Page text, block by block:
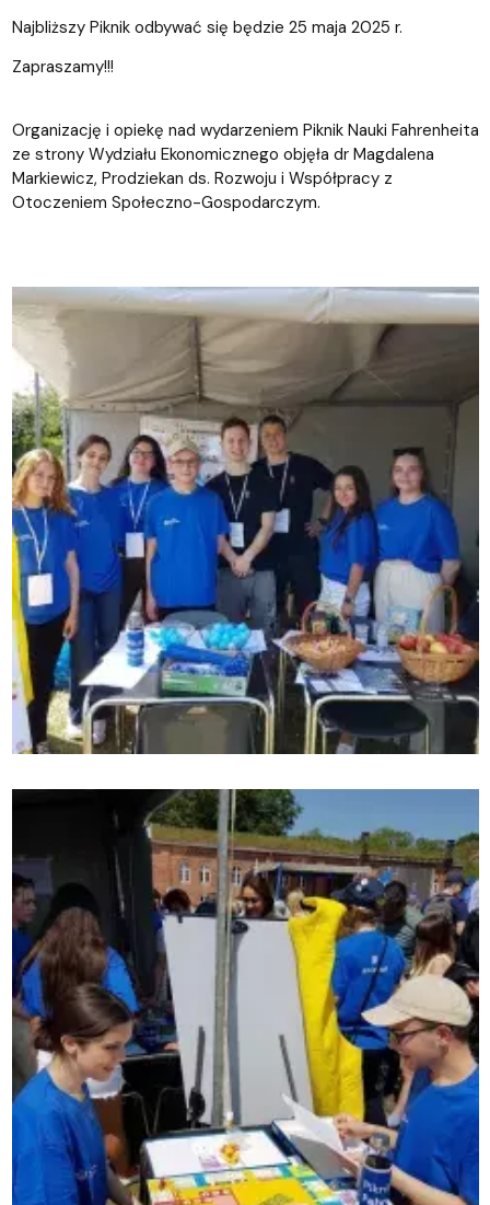
Najbliższy Piknik odbywać się będzie 25 maja 2025 r.
Zapraszamy!!!
Organizację i opiekę nad wydarzeniem Piknik Nauki Fahrenheita
ze strony Wydziału Ekonomicznego objęła dr Magdalena
Markiewicz, Prodziekan ds. Rozwoju i Współpracy z
Otoczeniem Społeczno-Gospodarczym.